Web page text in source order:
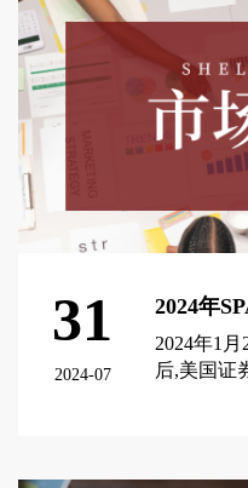
31
2024-07
2024年
2024年1
后,美国证
新规内容